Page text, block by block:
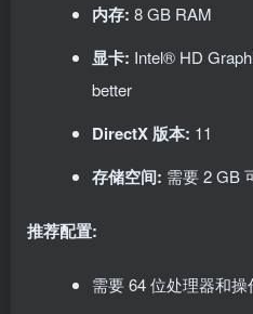
内存: 8 GB RAM
显卡: Intel® HD
better
DirectX 版本: 11
存储空间: 需要 2 GB
推荐配置:
需要 64 位处理器和操